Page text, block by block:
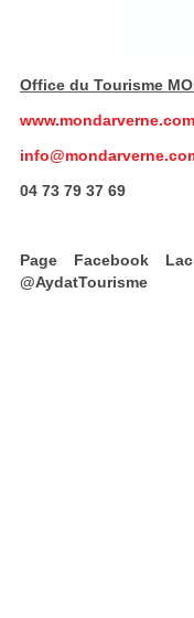
Office du Tourisme
www.mondarverne.com
04 73 79 37 69
Page Facebook
@AydatTourisme